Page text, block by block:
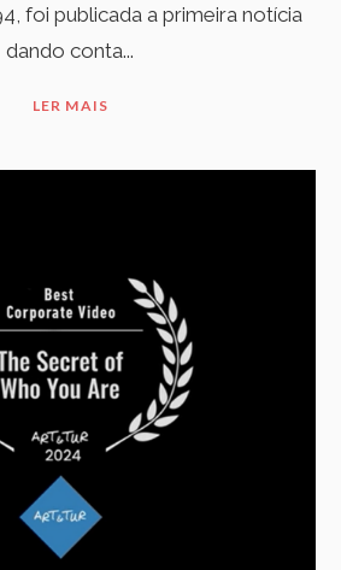
foi publicada a primeira notícia
dando conta...
LER MAIS